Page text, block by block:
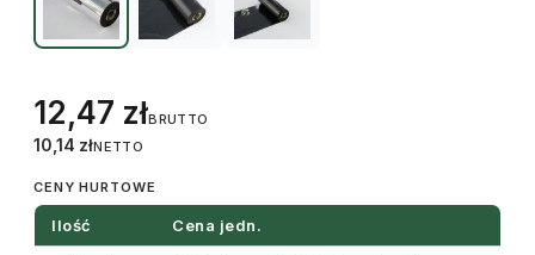
12,47 złBRUTTO
10,14 złNETTO
CENY HURTOWE
Ilość Cena jedn.